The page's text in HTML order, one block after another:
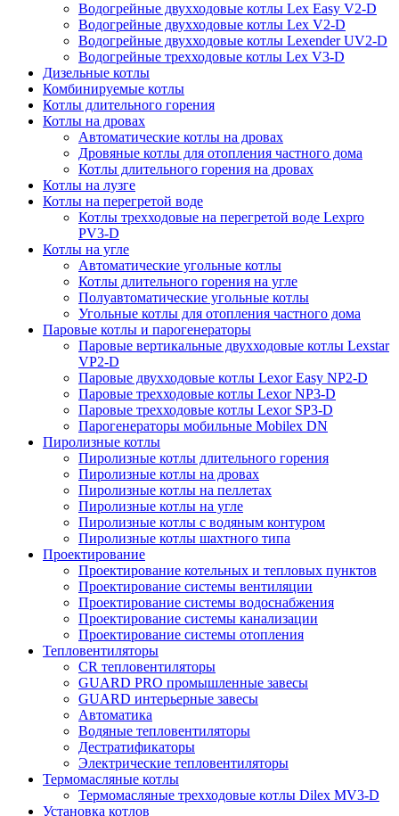
Водогрейные двухходовые котлы Lex Easy V2-D
Водогрейные двухходовые котлы Lex V2-D
Водогрейные двухходовые котлы Lexender UV2-D
Водогрейные трехходовые котлы Lex V3-D
Дизельные котлы
Комбинируемые котлы
Котлы длительного горения
Котлы на дровах
Автоматические котлы на дровах
Дровяные котлы для отопления частного дома
Котлы длительного горения на дровах
Котлы на лузге
Котлы на перегретой воде
Котлы трехходовые на перегретой воде Lexpro
PV3-D
Котлы на угле
Автоматические угольные котлы
Котлы длительного горения на угле
Полуавтоматические угольные котлы
Угольные котлы для отопления частного дома
Паровые котлы и парогенераторы
Паровые вертикальные двухходовые котлы Lexstar
VP2-D
Паровые двухходовые котлы Lexor Easy NP2-D
Паровые трехходовые котлы Lexor NP3-D
Паровые трехходовые котлы Lexor SP3-D
Парогенераторы мобильные Mobilex DN
Пиролизные котлы
Пиролизные котлы длительного горения
Пиролизные котлы на дровах
Пиролизные котлы на пеллетах
Пиролизные котлы на угле
Пиролизные котлы с водяным контуром
Пиролизные котлы шахтного типа
Проектирование
Проектирование котельных и тепловых пунктов
Проектирование системы вентиляции
Проектирование системы водоснабжения
Проектирование системы канализации
Проектирование системы отопления
Тепловентиляторы
CR тепловентиляторы
GUARD PRO промышленные завесы
GUARD интерьерные завесы
Автоматика
Водяные тепловентиляторы
Дестратификаторы
Электрические тепловентиляторы
Термомасляные котлы
Термомасляные трехходовые котлы Dilex MV3-D
Установка котлов